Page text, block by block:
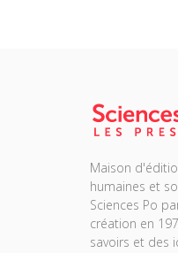
Maison
humaines et
Sciences Po
création en
savoirs et des